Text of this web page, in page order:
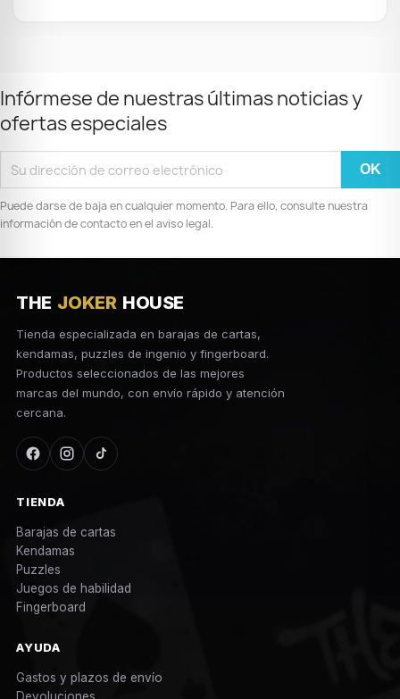
Infórmese de nuestras últimas noticias y
ofertas especiales
Puede darse de baja en cualquier momento. Para ello, consulte nuestra
información de contacto en el aviso legal.
THE JOKER HOUSE
Tienda especializada en barajas de cartas,
kendamas, puzzles de ingenio y fingerboard.
Productos seleccionados de las mejores
marcas del mundo, con envío rápido y atención
cercana.
TIENDA
Barajas de cartas
Kendamas
Puzzles
Juegos de habilidad
Fingerboard
AYUDA
Gastos y plazos de envío